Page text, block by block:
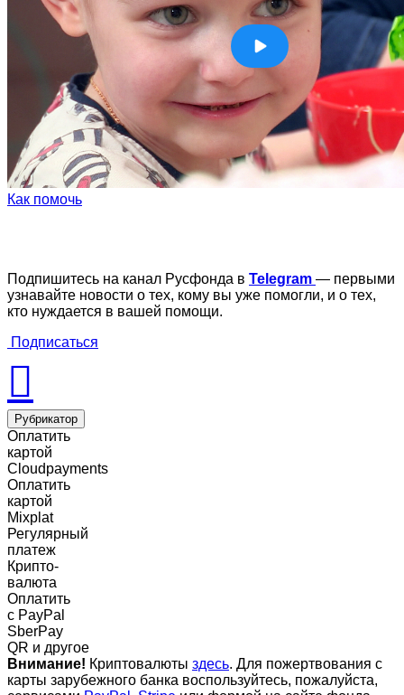
Как помочь
Подпишитесь на канал Русфонда в Telegram — первыми
узнавайте новости о тех, кому вы уже помогли, и о тех,
кто нуждается в вашей помощи.
Подписаться
Рубрикатор
Оплатить
картой
Cloudpayments
Оплатить
картой
Mixplat
Регулярный
платеж
Крипто-
валюта
Оплатить
c PayPal
SberPay
QR и другое
Внимание! Криптовалюты здесь. Для пожертвования с
карты зарубежного банка воспользуйтесь, пожалуйста,